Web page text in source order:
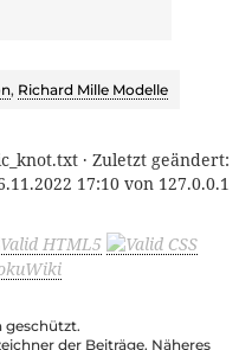
, Richard Mille Modelle
· Zuletzt geändert:
17:10 von 127.0.0.1
geschützt.
der Beiträge. Näheres